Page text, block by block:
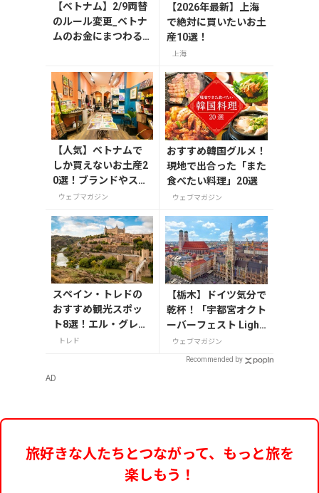
【ベトナム】2/9両替
のルール変更_ベトナ
ムのお金にまつわる
【2026年最新】上海
で絶対に買いたいお土
産10選！
上海
【人気】ベトナムで
しか買えないお土産2
0選！ブランドやスー
パーのお菓子や雑貨
ウェブマガジン
おすすめ韓国グルメ！
現地で出合った「また
食べたい料理」20選
ウェブマガジン
スペイン・トレドの
おすすめ観光スポッ
ト8選！エル・グレコ
の傑作や古都の魅力
トレド
【栃木】ドイツ気分で
乾杯！「宇都宮オクト
ーバーフェスト Light
2026」が8月7日から
開催の画像一覧
ウェブマガジン
Recommended by
AD
旅好きな人たちとつながって、もっと旅を
楽しもう！